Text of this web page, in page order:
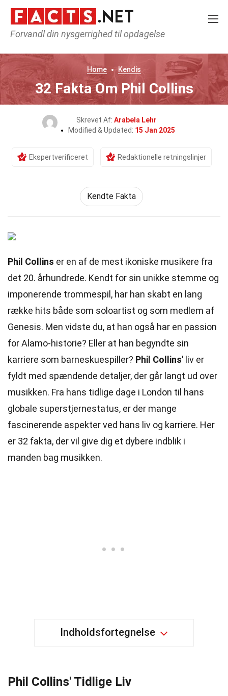
Forvandl din nysgerrighed til opdagelse
Home Kendis
32 Fakta Om Phil Collins
Skrevet Af: Arabela Lehr
Modified & Updated: 15 Jan 2025
Ekspertverificeret Redaktionelle retningslinjer
Kendte Fakta
Phil Collins er en af de mest ikoniske musikere fra
det 20. århundrede. Kendt for sin unikke stemme og
imponerende trommespil, har han skabt en lang
række hits både som soloartist og som medlem af
Genesis. Men vidste du, at han også har en passion
for Alamo-historie? Eller at han begyndte sin
karriere som barneskuespiller? Phil Collins' liv er
fyldt med spændende detaljer, der går langt ud over
musikken. Fra hans tidlige dage i London til hans
globale superstjernestatus, er der mange
fascinerende aspekter ved hans liv og karriere. Her
er 32 fakta, der vil give dig et dybere indblik i
manden bag musikken.
Indholdsfortegnelse
Phil Collins' Tidlige Liv